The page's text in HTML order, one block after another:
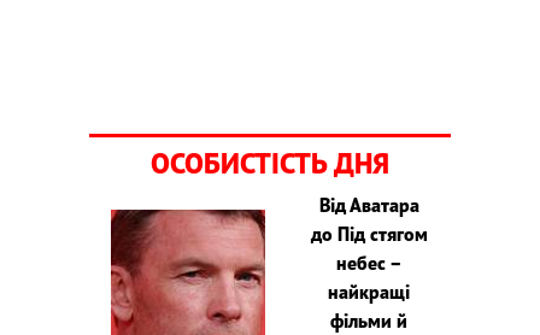
ОСОБИСТІСТЬ ДНЯ
Від Аватара
до Під стягом
небес –
найкращі
фільми й